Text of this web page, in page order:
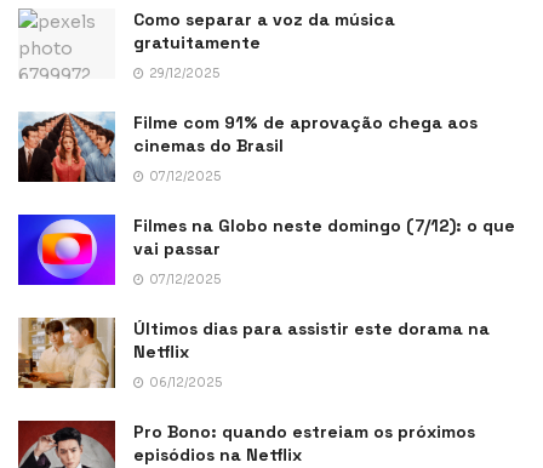
Como separar a voz da música
gratuitamente
29/12/2025
Filme com 91% de aprovação chega aos
cinemas do Brasil
07/12/2025
Filmes na Globo neste domingo (7/12): o que
vai passar
07/12/2025
Últimos dias para assistir este dorama na
Netflix
06/12/2025
Pro Bono: quando estreiam os próximos
episódios na Netflix